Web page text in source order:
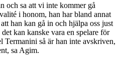
och sa att vi inte kommer gå
i honom, han har bland annat
han kan gå in och hjälpa oss just
kan kanske vara en spelare för
Termanini så är han inte avskriven,
sa Agim.